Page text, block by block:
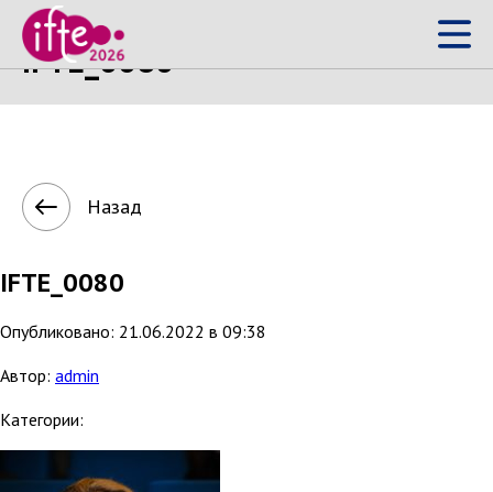
IFTE_0080
Назад
IFTE_0080
Опубликовано: 21.06.2022 в 09:38
Автор: admin
Категории: